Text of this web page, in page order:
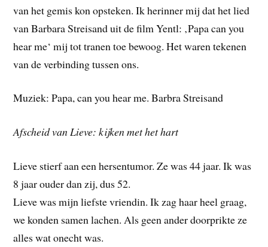
van het gemis kon opsteken. Ik herinner mij dat het lied
van Barbara Streisand uit de film Yentl: ‚Papa can you
hear me‘ mij tot tranen toe bewoog. Het waren tekenen
van de verbinding tussen ons.
Muziek: Papa, can you hear me. Barbra Streisand
Afscheid van Lieve: kijken met het hart
Lieve stierf aan een hersentumor. Ze was 44 jaar. Ik was
8 jaar ouder dan zij, dus 52.
Lieve was mijn liefste vriendin. Ik zag haar heel graag,
we konden samen lachen. Als geen ander doorprikte ze
alles wat onecht was.